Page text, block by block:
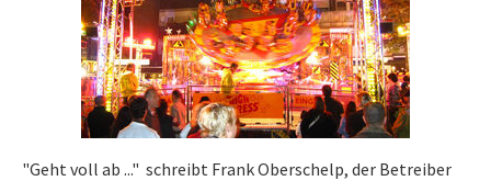
"Geht voll ab ..." schreibt Frank Oberschelp, der Betreiber